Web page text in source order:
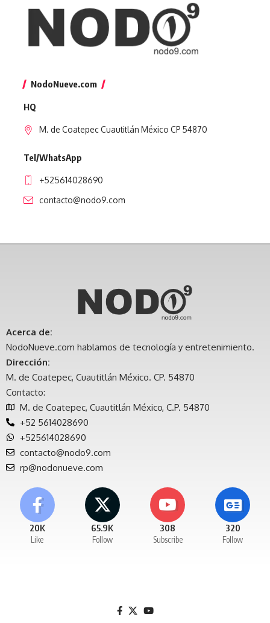
NodoNueve.com
HQ
M. de Coatepec Cuautitlán México CP 54870
Tel/WhatsApp
+525614028690
contacto@nodo9.com
Acerca de:
NodoNueve.com hablamos de tecnología y entretenimiento.
Dirección:
M. de Coatepec, Cuautitlán México. CP. 54870
Contacto:
M. de Coatepec, Cuautitlán México, C.P. 54870
+52 5614028690
+525614028690
contacto@nodo9.com
rp@nodonueve.com
20K
Like
65.9K
Follow
308
Subscribe
320
Follow